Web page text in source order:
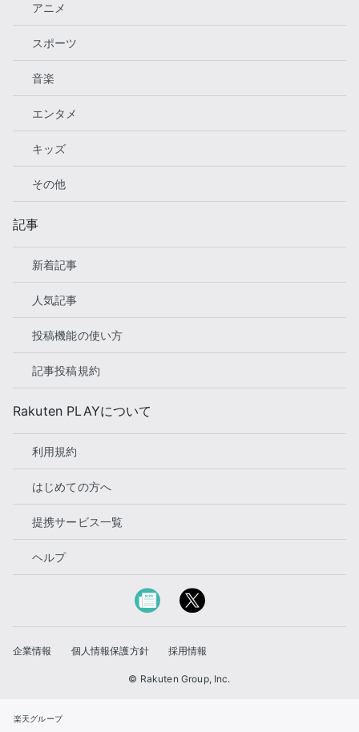
アニメ
スポーツ
音楽
エンタメ
キッズ
その他
記事
新着記事
人気記事
投稿機能の使い方
記事投稿規約
Rakuten PLAYについて
利用規約
はじめての方へ
提携サービス一覧
ヘルプ
企業情報 個人情報保護方針 採用情報
© Rakuten Group, Inc.
楽天グループ